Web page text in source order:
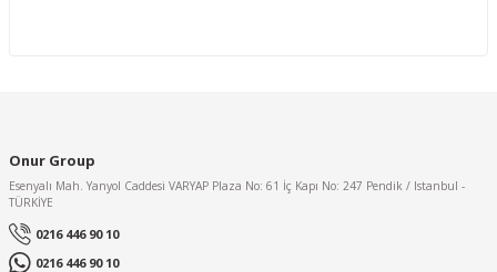
Onur Group
Esenyalı Mah. Yanyol Caddesi VARYAP Plaza No: 61 İç Kapı No: 247 Pendik / Istanbul -
TÜRKİYE
0216 446 90 10
0216 446 90 10